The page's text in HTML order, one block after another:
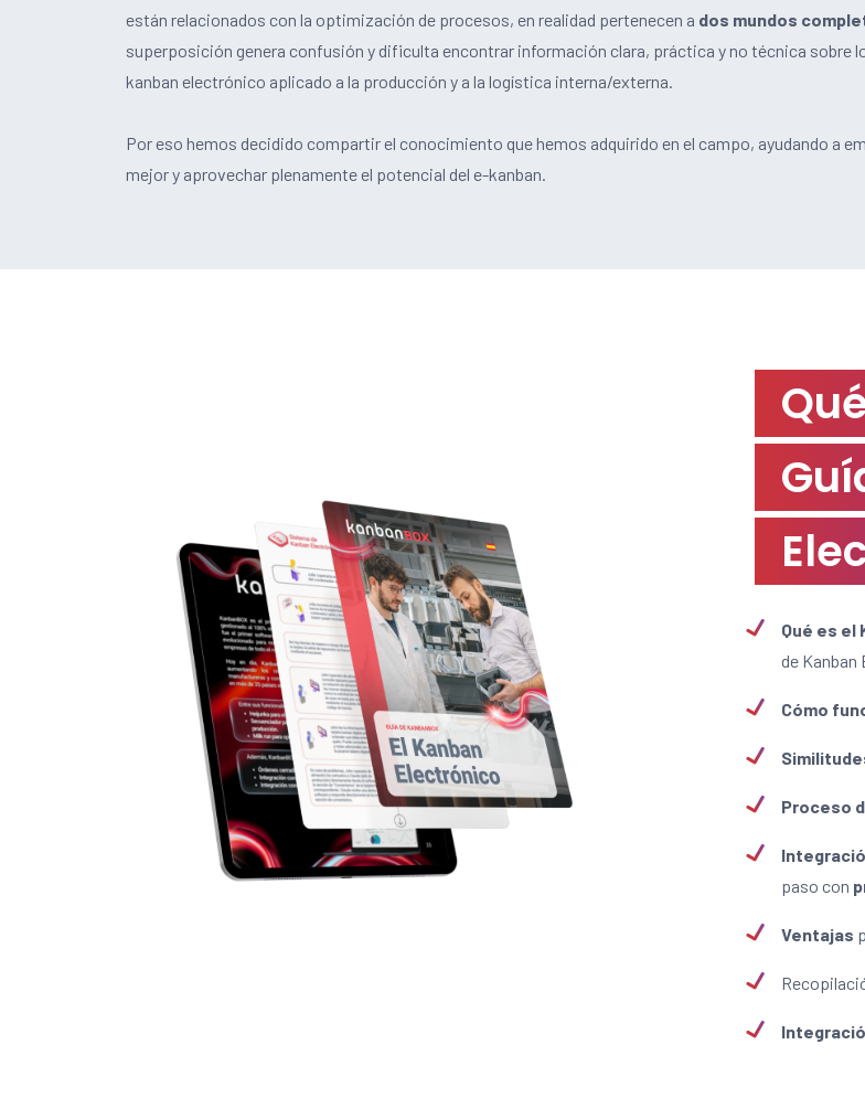
están relacionados con la optimización de procesos, en realidad pertenecen a dos mundos
superposición genera confusión y dificulta encontrar información clara, práctica y no técnica sobre
kanban electrónico aplicado a la producción y a la logística interna/externa.
Por eso hemos decidido compartir el conocimiento que hemos adquirido en el campo, ayudando a
mejor y aprovechar plenamente el potencial del e-kanban.
Qué es el
de
Cómo
Proceso
paso con
Ventajas